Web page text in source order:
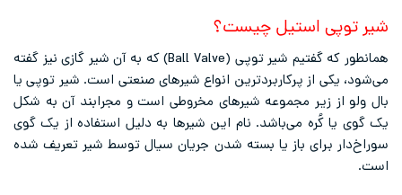
شیر توپی استیل چیست؟
همانطور که گفتیم شیر توپی (Ball Valve) که به آن شیر گازی نیز گفته
می‌شود، یکی از پرکاربردترین انواع شیرهای صنعتی است. شیر توپی یا
بال ولو از زیر مجموعه شیر‌های مخروطی است و مجرابند آن به شکل
یک گوی یا کُره می‌باشد. نام این شیرها به دلیل استفاده از یک گوی
سوراخ‌دار برای باز یا بسته شدن جریان سیال توسط شیر تعریف شده
است.